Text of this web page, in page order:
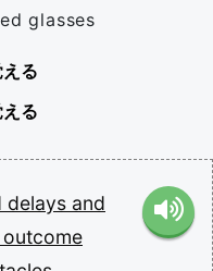
glasses
る
る
delays and
outcome